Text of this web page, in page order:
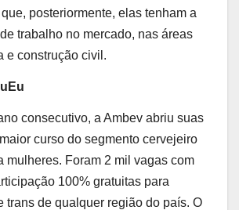
posteriormente, elas tenham a
trabalho no mercado, nas áreas
e construção civil.
consecutivo, a Ambev abriu suas
curso do segmento cervejeiro
mulheres. Foram 2 mil vagas com
100% gratuitas para
trans de qualquer região do país. O